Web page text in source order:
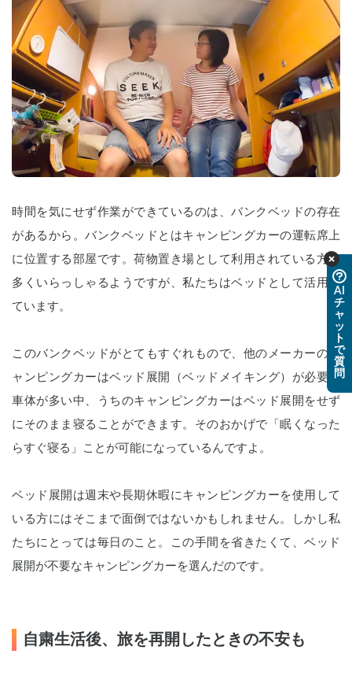
時間を気にせず作業ができているのは、バンクベッドの存在
があるから。バンクベッドとはキャンピングカーの運転席上
に位置する部屋です。荷物置き場として利用されている方も
多くいらっしゃるようですが、私たちはベッドとして活用し
ています。
このバンクベッドがとてもすぐれもので、他のメーカーのキ
ャンピングカーはベッド展開（ベッドメイキング）が必要な
車体が多い中、うちのキャンピングカーはベッド展開をせず
にそのまま寝ることができます。そのおかげで「眠くなった
らすぐ寝る」ことが可能になっているんですよ。
ベッド展開は週末や長期休暇にキャンピングカーを使用して
いる方にはそこまで面倒ではないかもしれません。しかし私
たちにとっては毎日のこと。この手間を省きたくて、ベッド
展開が不要なキャンピングカーを選んだのです。
自粛生活後、旅を再開したときの不安も
AI
チ
ャ
ッ
ト
で
質
問